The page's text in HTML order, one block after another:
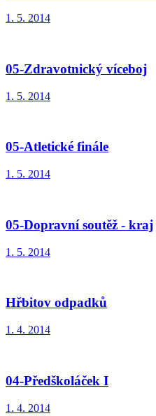
1. 5. 2014
05-Zdravotnický víceboj
1. 5. 2014
05-Atletické finále
1. 5. 2014
05-Dopravní soutěž - kraj
1. 5. 2014
Hřbitov odpadků
1. 4. 2014
04-Předškoláček I
1. 4. 2014